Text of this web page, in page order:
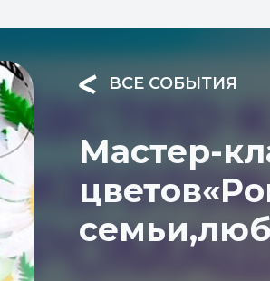
ВСЕ СОБЫТИЯ
Мастер-